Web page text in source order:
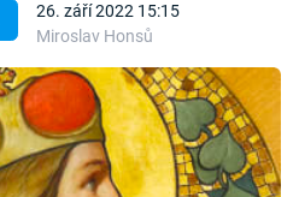
26. září 2022 15:15
Miroslav Honsů